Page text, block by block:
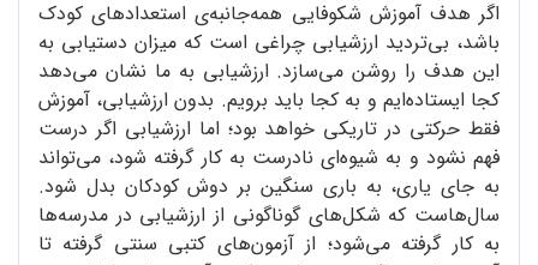
اگر هدف آموزش شکوفایی همه‌جانبه‌ی استعدادهای کودک
باشد، بی‌تردید ارزشیابی چراغی است که میزان دستیابی به
این هدف را روشن می‌سازد. ارزشیابی به ما نشان می‌دهد
کجا ایستاده‌ایم و به کجا باید برویم. بدون ارزشیابی، آموزش
فقط حرکتی در تاریکی خواهد بود؛ اما ارزشیابی اگر درست
فهم نشود و به شیوه‌ای نادرست به کار گرفته شود، می‌تواند
به جای یاری، به باری سنگین بر دوش کودکان بدل شود.
سال‌هاست که شکل‌های گوناگونی از ارزشیابی در مدرسه‌ها
به کار گرفته می‌شود؛ از آزمون‌های کتبی سنتی گرفته تا